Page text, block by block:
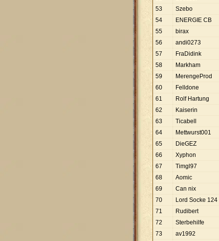
53
Szebo
54
ENERGIE CB
55
birax
56
andi0273
57
FraDidink
58
Markham
59
MerengeProd
60
Felldone
61
Rolf Hartung
62
Kaiserin
63
Ticabell
64
Mettwurst001
65
DieGEZ
66
Xyphon
67
Timgl97
68
Aomic
69
Can nix
70
Lord Socke 124
71
Rudibert
72
Sterbehilfe
73
av1992